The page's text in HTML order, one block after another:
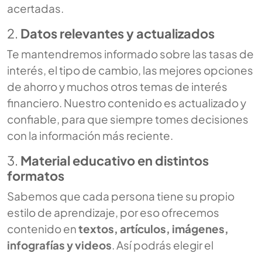
acertadas.
2. Datos relevantes y actualizados
Te mantendremos informado sobre las tasas de
interés, el tipo de cambio, las mejores opciones
de ahorro y muchos otros temas de interés
financiero. Nuestro contenido es actualizado y
confiable, para que siempre tomes decisiones
con la información más reciente.
3. Material educativo en distintos
formatos
Sabemos que cada persona tiene su propio
estilo de aprendizaje, por eso ofrecemos
contenido entextos, artículos, imágenes,
infografías y videos. Así podrás elegir el